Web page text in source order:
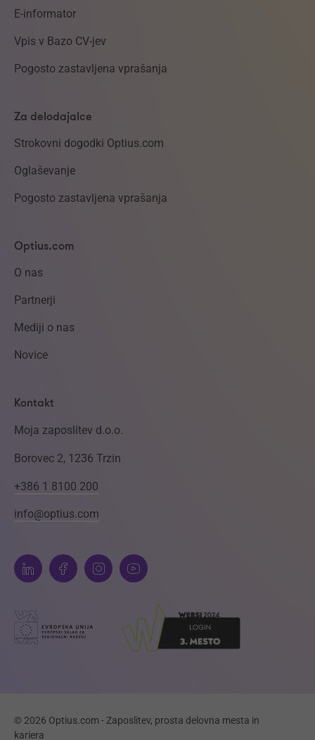
E-informator
Vpis v Bazo CV-jev
Pogosto zastavljena vprašanja
Za delodajalce
Strokovni dogodki Optius.com
Oglaševanje
Pogosto zastavljena vprašanja
Optius.com
O nas
Partnerji
Mediji o nas
Novice
Kontakt
Moja zaposlitev d.o.o.
Borovec 2, 1236 Trzin
+386 1 8100 200
info@optius.com
© 2026 Optius.com - Zaposlitev, prosta delovna mesta in
kariera